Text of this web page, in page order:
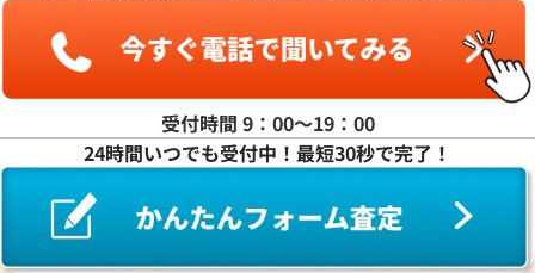
受付時間 9：00〜19：00
24時間いつでも受付中！最短30秒で完了！